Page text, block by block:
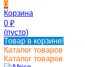
0
Корзина
0 ₽
(пусто)
Товар в корзине!
Каталог товаров
Каталог товаров